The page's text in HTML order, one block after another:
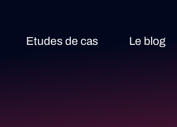
Etudes de cas Le blog